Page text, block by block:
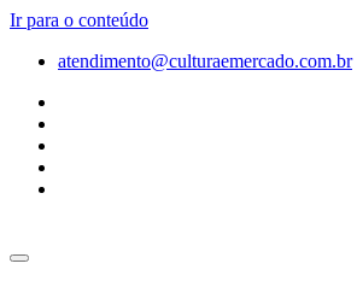
Ir para o conteúdo
atendimento@culturaemercado.com.br